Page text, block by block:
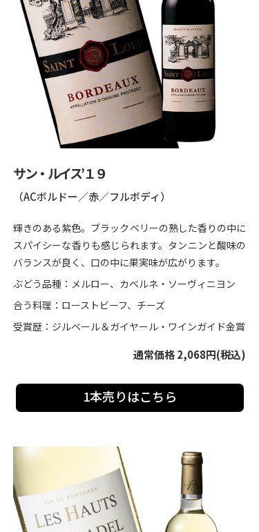
サン・ルイス’１９
（ACボルドー／赤／フルボディ）
輝きのある紫色。ブラックベリーの熟した香りの中に
スパイシーな香りも感じられます。タンニンと酸味の
バランスが良く、口の中に果実味が広がります。
ぶどう品種：メルロー、カベルネ・ソーヴィニヨン
合う料理：ローストビーフ、チーズ
受賞歴：ジルベール＆ガイヤール・ワインガイド金賞
通常価格 2,068円(税込)
1本売りはこちら